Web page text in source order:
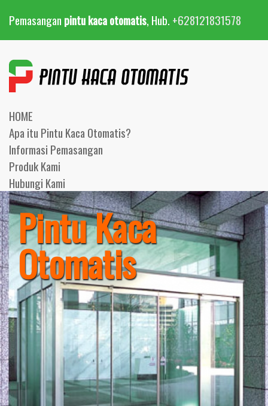
Pemasangan pintu kaca otomatis, Hub. +628121831578
HOME
Apa itu Pintu Kaca Otomatis?
Informasi Pemasangan
Produk Kami
Hubungi Kami
Pintu Kaca
Otomatis